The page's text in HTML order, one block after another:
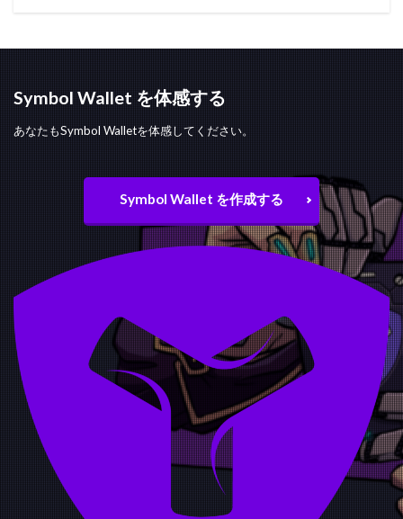
Symbol Wallet を体感する
あなたもSymbol Walletを体感してください。
Symbol Wallet を作成する